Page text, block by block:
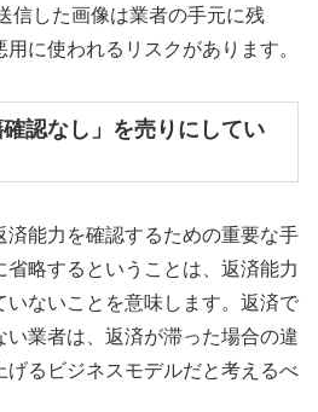
信した画像は業者の手元に残
に使われるリスクがあります。
認なし」を売りにしてい
済能力を確認するための重要な手
略するということは、返済能力
いないことを意味します。返済で
い業者は、返済が滞った場合の違
げるビジネスモデルだと考えるべ